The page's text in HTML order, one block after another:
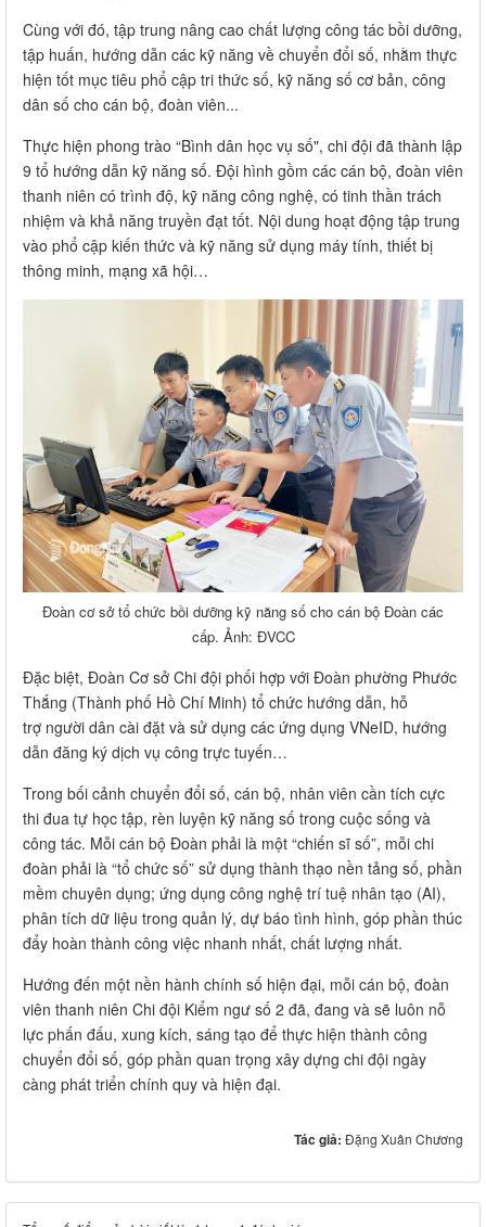
Cùng với đó, tập trung nâng cao chất lượng công tác bồi dưỡng,
tập huấn, hướng dẫn các kỹ năng về chuyển đổi số, nhằm thực
hiện tốt mục tiêu phổ cập tri thức số, kỹ năng số cơ bản, công
dân số cho cán bộ, đoàn viên...
Thực hiện phong trào “Bình dân học vụ số", chi đội đã thành lập
9 tổ hướng dẫn kỹ năng số. Đội hình gồm các cán bộ, đoàn viên
thanh niên có trình độ, kỹ năng công nghệ, có tinh thần trách
nhiệm và khả năng truyền đạt tốt. Nội dung hoạt động tập trung
vào phổ cập kiến thức và kỹ năng sử dụng máy tính, thiết bị
thông minh, mạng xã hội…
Đoàn cơ sở tổ chức bồi dưỡng kỹ năng số cho cán bộ Đoàn các
cấp. Ảnh: ĐVCC
Đặc biệt, Đoàn Cơ sở Chi đội phối hợp với Đoàn phường Phước
Thắng (Thành phố Hồ Chí Minh) tổ chức hướng dẫn, hỗ
trợ người dân cài đặt và sử dụng các ứng dụng VNeID, hướng
dẫn đăng ký dịch vụ công trực tuyến…
Trong bối cảnh chuyển đổi số, cán bộ, nhân viên cần tích cực
thi đua tự học tập, rèn luyện kỹ năng số trong cuộc sống và
công tác. Mỗi cán bộ Đoàn phải là một “chiến sĩ số”, mỗi chi
đoàn phải là “tổ chức số” sử dụng thành thạo nền tảng số, phần
mềm chuyên dụng; ứng dụng công nghệ trí tuệ nhân tạo (AI),
phân tích dữ liệu trong quản lý, dự báo tình hình, góp phần thúc
đẩy hoàn thành công việc nhanh nhất, chất lượng nhất.
Hướng đến một nền hành chính số hiện đại, mỗi cán bộ, đoàn
viên thanh niên Chi đội Kiểm ngư số 2 đã, đang và sẽ luôn nỗ
lực phấn đấu, xung kích, sáng tạo để thực hiện thành công
chuyển đổi số, góp phần quan trọng xây dựng chi đội ngày
càng phát triển chính quy và hiện đại.
Tác giả: Đặng Xuân Chương